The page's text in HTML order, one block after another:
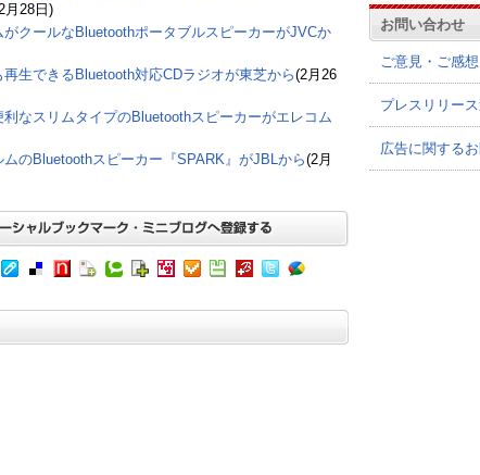
月28日)
がクールなBluetoothポータブルスピーカーがJVCか
生できるBluetooth対応CDラジオが東芝から(2月26
なスリムタイプのBluetoothスピーカーがエレコム
のBluetoothスピーカー『SPARK』がJBLから(2月
お問い合わせ
ご意見・ご感想
プレスリリー
広告に関する